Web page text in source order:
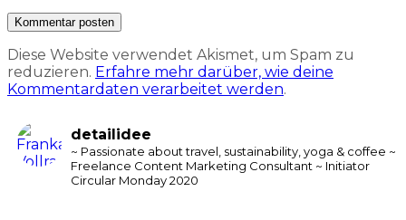
Diese Website verwendet Akismet, um Spam zu
reduzieren. Erfahre mehr darüber, wie deine
Kommentardaten verarbeitet werden.
detailidee
~ Passionate about travel, sustainability, yoga & coffee ~
Freelance Content Marketing Consultant ~ Initiator
Circular Monday 2020